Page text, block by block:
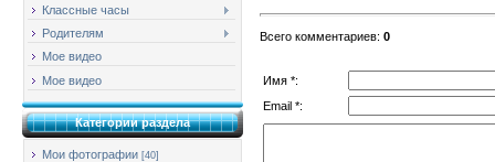
Классные часы
Родителям
Мое видео
Мое видео
Категории раздела
Мои фотографии [40]
Всего комментариев: 0
Имя *:
Email *: